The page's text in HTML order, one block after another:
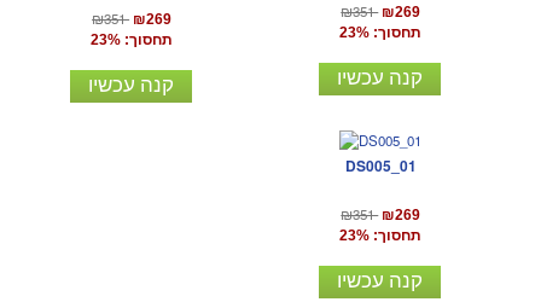
₪351 ₪269
תחסוך: 23%
קנה עכשיו
₪351 ₪269
תחסוך: 23%
קנה עכשיו
DS005_01
₪351 ₪269
תחסוך: 23%
קנה עכשיו